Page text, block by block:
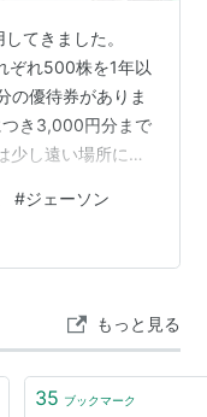
てきました。
ぞれ500株を1年以
の優待券がありま
つき3,000円分まで
少し遠い場所にあ
分けて会計して
たかもしれませ
を持ち帰ることが
#ジェーソン
もっと見る
35 ブックマーク